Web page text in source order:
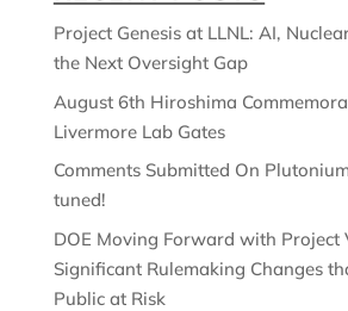
Project Genesis at LLNL: AI,
the Next Oversight Gap
August 6th Hiroshima
Livermore Lab Gates
Comments Submitted On
tuned!
DOE Moving Forward with Project
Significant Rulemaking Changes
Public at Risk